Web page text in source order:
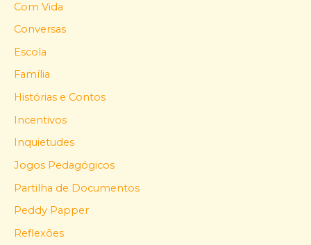
Com Vida
Conversas
Escola
Família
Histórias e Contos
Incentivos
Inquietudes
Jogos Pedagógicos
Partilha de Documentos
Peddy Papper
Reflexões